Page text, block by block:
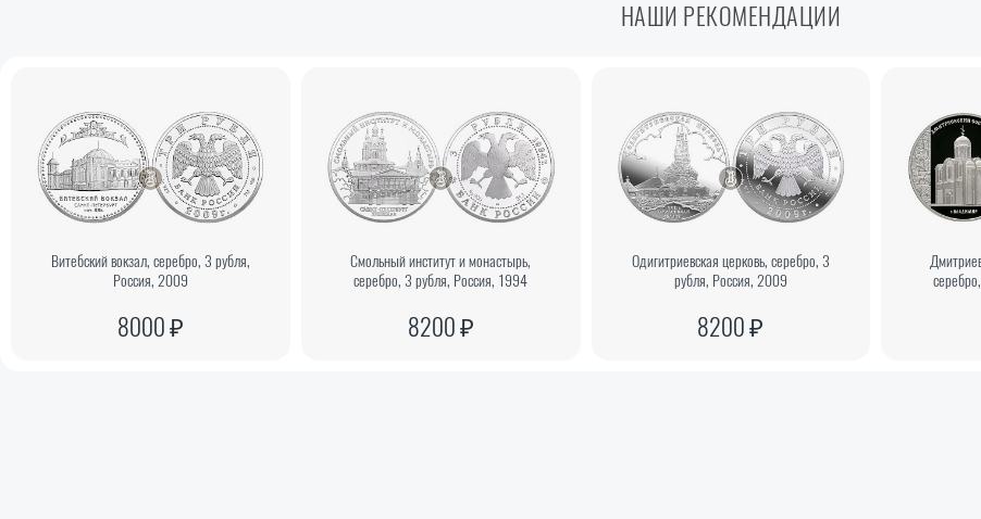
НАШИ РЕКОМЕНДАЦИИ
Витебский вокзал, серебро, 3 рубля,
Россия, 2009
8000 ₽
Смольный институт и монастырь,
серебро, 3 рубля, Россия, 1994
8200 ₽
Одигитриевская церковь, серебро, 3
рубля, Россия, 2009
8200 ₽